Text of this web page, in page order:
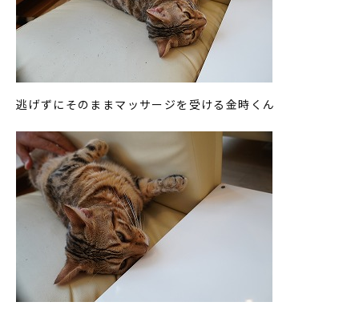
逃げずにそのままマッサージを受ける金時くん